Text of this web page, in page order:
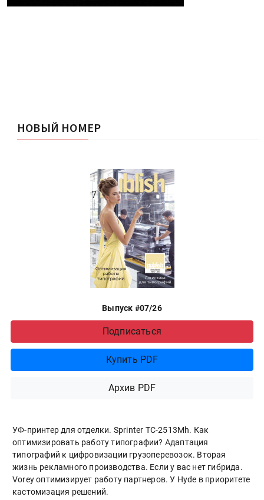
НОВЫЙ НОМЕР
Выпуск #07/26
Подписаться
Купить PDF
Архив PDF
УФ-принтер для отделки. Sprinter ТС-2513Mh. Как
оптимизировать работу типографии? Адаптация
типографий к цифровизации грузоперевозок. Вторая
жизнь рекламного производства. Если у вас нет гибрида.
Vorey оптимизирует работу партнеров. У Hyde в приоритете
кастомизация решений.